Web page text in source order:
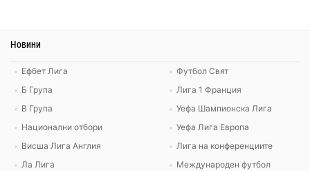
Новини
Ефбет Лига
Б Група
В Група
Национални отбори
Висша Лига Англия
Ла Лига
Футбол Свят
Лига 1 Франция
Уефа Шампионска Лига
Уефа Лига Европа
Лига на конференциите
Международен футбол